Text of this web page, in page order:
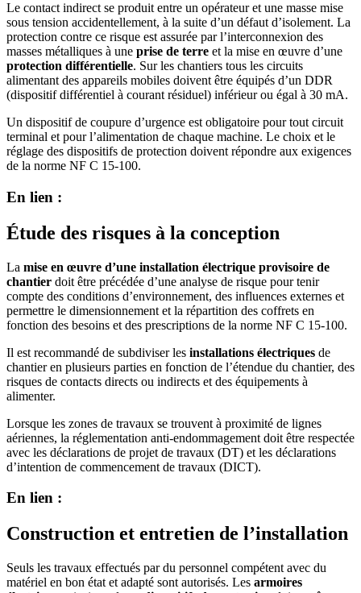
Le contact indirect se produit entre un opérateur et une masse mise
sous tension accidentellement, à la suite d’un défaut d’isolement. La
protection contre ce risque est assurée par l’interconnexion des
masses métalliques à une prise de terre et la mise en œuvre d’une
protection différentielle. Sur les chantiers tous les circuits
alimentant des appareils mobiles doivent être équipés d’un DDR
(dispositif différentiel à courant résiduel) inférieur ou égal à 30 mA.
Un dispositif de coupure d’urgence est obligatoire pour tout circuit
terminal et pour l’alimentation de chaque machine. Le choix et le
réglage des dispositifs de protection doivent répondre aux exigences
de la norme NF C 15-100.
En lien :
Étude des risques à la conception
La mise en œuvre d’une installation électrique provisoire de
chantier doit être précédée d’une analyse de risque pour tenir
compte des conditions d’environnement, des influences externes et
permettre le dimensionnement et la répartition des coffrets en
fonction des besoins et des prescriptions de la norme NF C 15-100.
Il est recommandé de subdiviser les installations électriques de
chantier en plusieurs parties en fonction de l’étendue du chantier, des
risques de contacts directs ou indirects et des équipements à
alimenter.
Lorsque les zones de travaux se trouvent à proximité de lignes
aériennes, la réglementation anti-endommagement doit être respectée
avec les déclarations de projet de travaux (DT) et les déclarations
d’intention de commencement de travaux (DICT).
En lien :
Construction et entretien de l’installation
Seuls les travaux effectués par du personnel compétent avec du
matériel en bon état et adapté sont autorisés. Les armoires